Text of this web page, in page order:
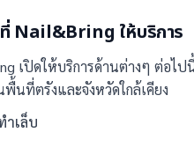
Nail&Bring ให้บริการ
เปิดให้บริการด้านต่างๆ ต่อไป
พื้นที่ตรังและจังหวัดใกล้เคียง
ำเล็บ